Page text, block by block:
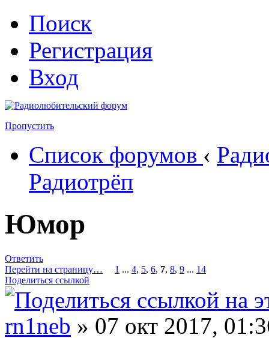
Поиск
Регистрация
Вход
Пропустить
Список форумов ‹
Радиотрёп
Юмор
Ответить
Перейти на страницу…
1 ... 4, 5, 6, 7, 8, 9 ... 14
Поделиться ссылкой
rn1neb » 07 окт 2017,